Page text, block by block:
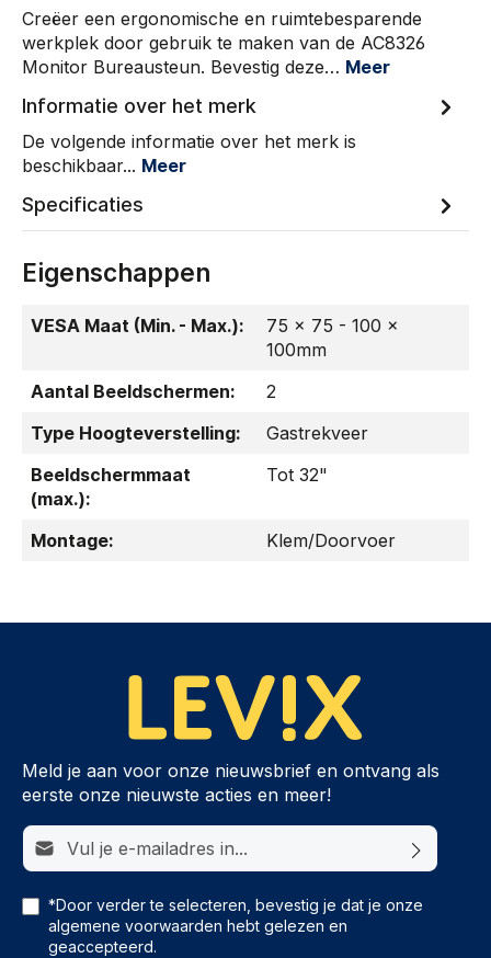
Creëer een ergonomische en ruimtebesparende
werkplek door gebruik te maken van de AC8326
Monitor Bureausteun. Bevestig deze… Meer
Informatie over het merk
De volgende informatie over het merk is
beschikbaar... Meer
Specificaties
Eigenschappen
VESA Maat (Min. - Max.):
75 x 75 - 100 x
100mm
Aantal Beeldschermen:
2
Type Hoogteverstelling:
Gastrekveer
Beeldschermmaat
(max.):
Tot 32"
Montage: Klem/Doorvoer
Meld je aan voor onze nieuwsbrief en ontvang als
eerste onze nieuwste acties en meer!
E-mailadres*
*Door verder te selecteren, bevestig je dat je onze
algemene voorwaarden hebt gelezen en
geaccepteerd.